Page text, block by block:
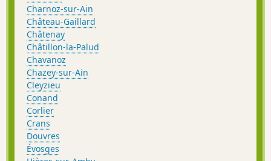
Charnoz-sur-Ain
Château-Gaillard
Châtenay
Châtillon-la-Palud
Chavanoz
Chazey-sur-Ain
Cleyzieu
Conand
Corlier
Crans
Douvres
Évosges